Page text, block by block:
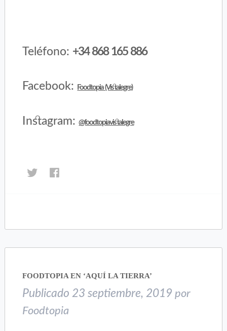
Teléfono: +34 868 165 886
Facebook: Foodtopia (Vistalegre)
Instagram:@foodtopiavistalegre
Haz
clic
Twitter
abre
una
ventana
nueva)
Facebook
abre
una
ventana
nueva)
FOODTOPIA EN ‘AQUÍ LA TIERRA’
Publicado 23 septiembre, 2019 por
Foodtopia